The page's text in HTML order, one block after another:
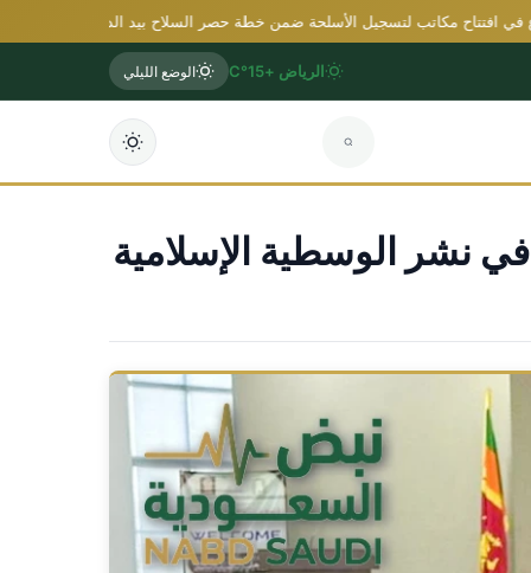
مكاتب لتسجيل الأسلحة ضمن خطة حصر السلاح بيد الدولة
الرياض +15°C الوضع الليلي
في نشر الوسطية الإسلامية